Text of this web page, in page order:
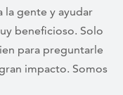
la gente y ayudar
beneficioso. Solo
para preguntarle
impacto. Somos